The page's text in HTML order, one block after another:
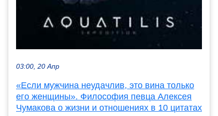
03:00, 20 Апр
«Если мужчина неудачлив, это вина только
его женщины». Философия певца Алексея
Чумакова о жизни и отношениях в 10 цитатах